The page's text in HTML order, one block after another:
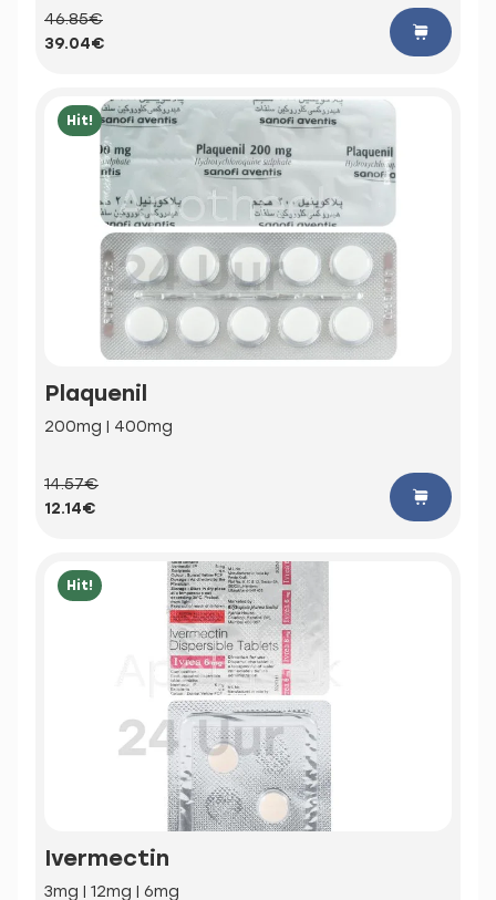
46.85€
39.04€
Hit!
Plaquenil
200mg | 400mg
14.57€
12.14€
Hit!
Ivermectin
3mg | 12mg | 6mg